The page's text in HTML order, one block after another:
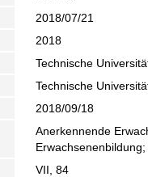
2018/07/21
2018
Technische
Technische
2018/09/18
Anerkennende
VII, 84